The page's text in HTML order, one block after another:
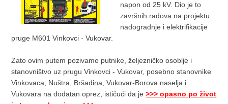
napon od 25 kV. Dio je to
završnih radova na projektu
nadogradnje i elektrifikacije
pruge M601 Vinkovci - Vukovar.
Zato ovim putem pozivamo putnike, željezničko osoblje i
stanovništvo uz prugu Vinkovci - Vukovar, posebno stanovnike
Vinkovaca, Nuštra, Bršadina, Vukovar-Borova naselja i
Vukovara na dodatan oprez, ističući da je>>> opasno po život